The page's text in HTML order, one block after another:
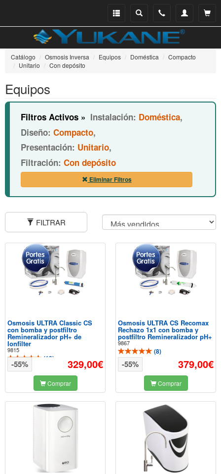
Ver
Mi
Teléfono
Buscar
Menu
Catálogo Osmosis Inversa Equipos Doméstica
Compacto
Unitario
Con depósito
Equipos
Filtros Activos » Instalación: Doméstica,
Diseño: Compacto,
Presentación: Unitario,
Filtración: Con depósito
Eliminar Filtros
FILTRAR
Osmosis ULTRA Classic CS
con bomba y postfiltro
Remineralizador pH+ de
Ionfilter
9815
(10) 329,00€
-55%
Comprar
Osmosis ULTRA CS Recomax
Rechazo 1x1 con bomba y
postfiltro Remineralizador pH+
9867
(8)
379,00€
-55%
Comprar